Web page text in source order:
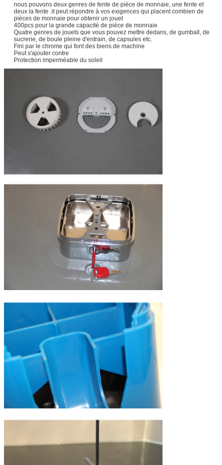
nous pouvons deux genres de fente de pièce de monnaie, une fente et
deux la fente .it peut répondre à vos exigences qui placent combien de
pièces de monnaie pour obtenir un jouet
400pcs pour la grande capacité de pièce de monnaie
Quatre genres de jouets que vous pouvez mettre dedans, de gumball, de
sucrerie, de boule pleine d'entrain, de capsules etc.
Fini par le chrome qui font des biens de machine
Peut s'ajouter contre
Protection imperméable du soleil